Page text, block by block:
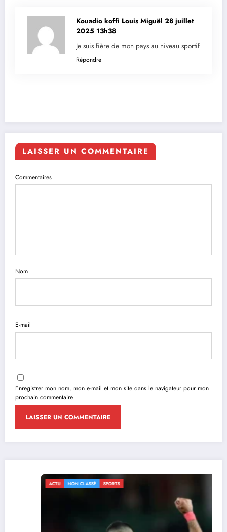
Kouadio koffi Louis Miguël 28 juillet
2025 13h38
Je suis fière de mon pays au niveau sportif
Répondre
LAISSER UN COMMENTAIRE
Commentaires
Nom
E-mail
Enregistrer mon nom, mon e-mail et mon site dans le navigateur pour mon
prochain commentaire.
NON CLASSÉ SPORTS